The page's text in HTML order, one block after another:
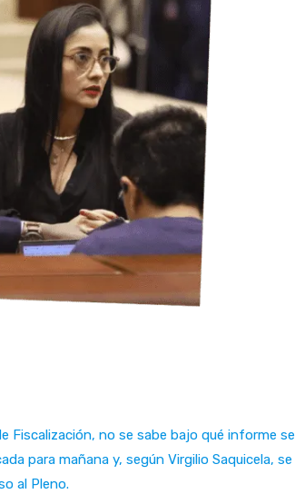
Fiscalización, no se sabe bajo qué informe se
para mañana y, según Virgilio Saquicela, se
al Pleno.